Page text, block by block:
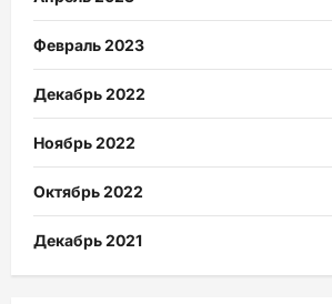
Февраль 2023
Декабрь 2022
Ноябрь 2022
Октябрь 2022
Декабрь 2021